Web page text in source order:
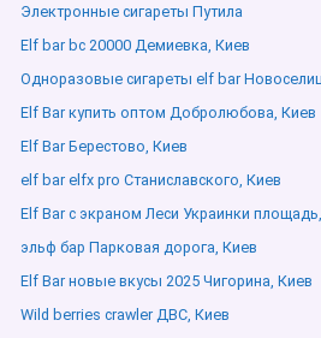
Электронные сигареты Путила
Elf bar bc 20000 Демиевка, Киев
Одноразовые сигареты elf bar
Elf Bar купить оптом Добролюбова, Киев
Elf Bar Берестово, Киев
elf bar elfx pro Станиславского, Киев
Elf Bar с экраном Леси Украинки
эльф бар Парковая дорога, Киев
Elf Bar новые вкусы 2025 Чигорина, Киев
Wild berries crawler ДВС, Киев